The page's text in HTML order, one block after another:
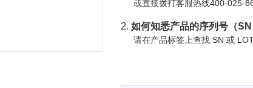
或直接拨打客服热线400-025-
2. 如何知悉产品的序列号（
请在产品标签上查找 SN 或 LOT